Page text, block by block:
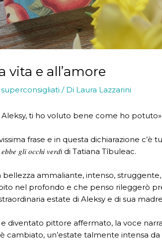
vita e all’amore
/ Di Laura Lazzarini
Aleksy, ti ho voluto bene come ho potuto»
frase e in questa dichiarazione c’è
𝑒𝑏𝑏𝑒 𝑔𝑙𝑖 𝑜𝑐𝑐ℎ𝑖 𝑣𝑒𝑟𝑑i di Tatiana Tîbuleac.
bellezza ammaliante, intenso,
nel profondo e che penso rileggerò
estate di Aleksy e di sua
e diventato pittore affermato, la voce
cambiato, un’estate talmente intensa